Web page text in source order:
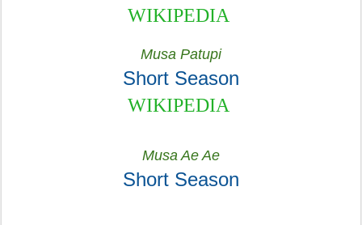
WIKIPEDIA
Musa Patupi
Short Season
WIKIPEDIA
Musa Ae Ae
Short Season